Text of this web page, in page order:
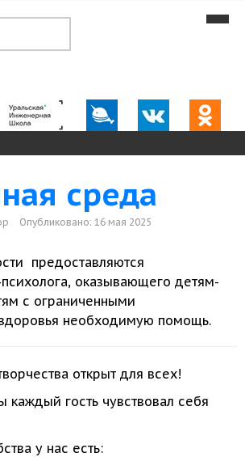
среда
Опубликовано: 16 мая 2025
предоставляются
психолога, оказывающего детям-
с ограниченными
необходимую помощь.
открыт для всех!
каждый гость чувствовал себя
у нас есть: